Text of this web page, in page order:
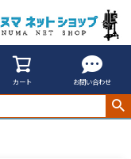
カート お問い合わせ